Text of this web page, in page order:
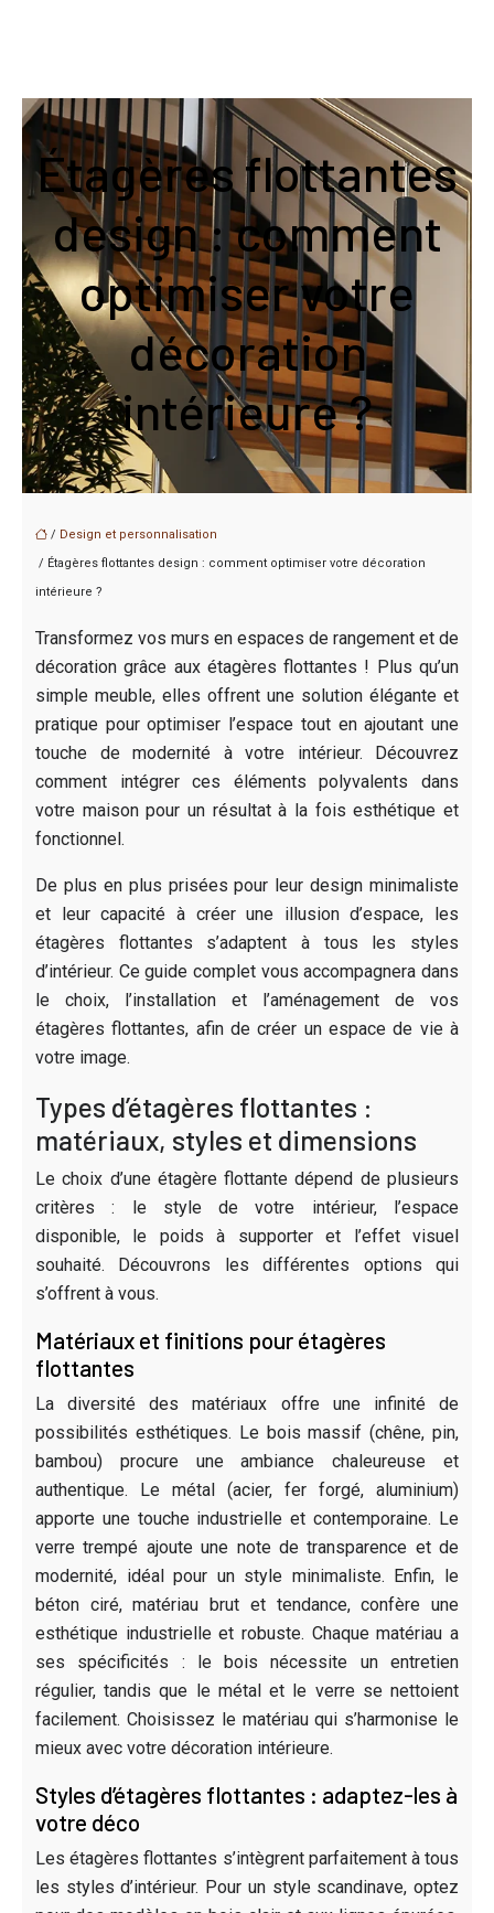
Étagères flottantes
design : comment
optimiser votre
décoration
intérieure ?
/ Design et personnalisation
/ Étagères flottantes design : comment optimiser votre décoration
intérieure ?
Transformez vos murs en espaces de rangement et de
décoration grâce aux étagères flottantes ! Plus qu’un
simple meuble, elles offrent une solution élégante et
pratique pour optimiser l’espace tout en ajoutant une
touche de modernité à votre intérieur. Découvrez
comment intégrer ces éléments polyvalents dans
votre maison pour un résultat à la fois esthétique et
fonctionnel.
De plus en plus prisées pour leur design minimaliste
et leur capacité à créer une illusion d’espace, les
étagères flottantes s’adaptent à tous les styles
d’intérieur. Ce guide complet vous accompagnera dans
le choix, l’installation et l’aménagement de vos
étagères flottantes, afin de créer un espace de vie à
votre image.
Types d’étagères flottantes :
matériaux, styles et dimensions
Le choix d’une étagère flottante dépend de plusieurs
critères : le style de votre intérieur, l’espace
disponible, le poids à supporter et l’effet visuel
souhaité. Découvrons les différentes options qui
s’offrent à vous.
Matériaux et finitions pour étagères
flottantes
La diversité des matériaux offre une infinité de
possibilités esthétiques. Le bois massif (chêne, pin,
bambou) procure une ambiance chaleureuse et
authentique. Le métal (acier, fer forgé, aluminium)
apporte une touche industrielle et contemporaine. Le
verre trempé ajoute une note de transparence et de
modernité, idéal pour un style minimaliste. Enfin, le
béton ciré, matériau brut et tendance, confère une
esthétique industrielle et robuste. Chaque matériau a
ses spécificités : le bois nécessite un entretien
régulier, tandis que le métal et le verre se nettoient
facilement. Choisissez le matériau qui s’harmonise le
mieux avec votre décoration intérieure.
Styles d’étagères flottantes : adaptez-les à
votre déco
Les étagères flottantes s’intègrent parfaitement à tous
les styles d’intérieur. Pour un style scandinave, optez